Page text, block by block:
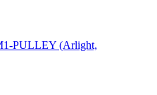
PULLEY (Arlight,